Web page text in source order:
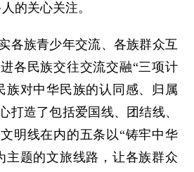
的关心关注。
族青少年交流、各族群众互
各民族交往交流交融“三项计
族对中华民族的认同感、归属
打造了包括爱国线、团结线、
明线在内的五条以“铸牢中华
主题的文旅线路，让各族群众